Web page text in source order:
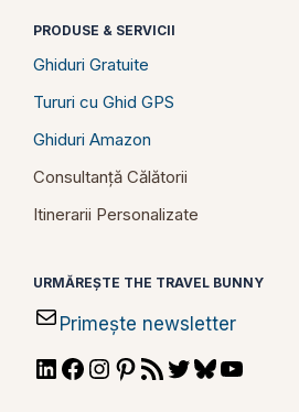
PRODUSE & SERVICII
Ghiduri Gratuite
Tururi cu Ghid GPS
Ghiduri Amazon
Consultanță Călătorii
Itinerarii Personalizate
URMĂREȘTE THE TRAVEL BUNNY
Primește newsletter
LinkedIn
Facebook
Instagram
Pinterest
RSSTwitterBluesky